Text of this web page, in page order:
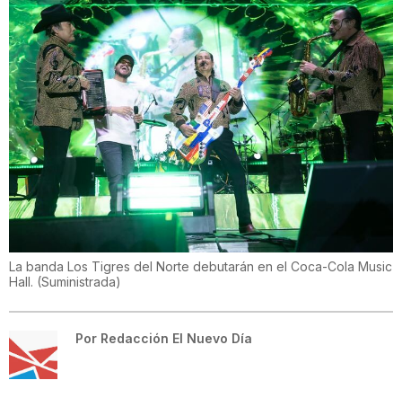
La banda Los Tigres del Norte debutarán en el Coca-Cola Music
Hall. (Suministrada)
Por Redacción El Nuevo Día